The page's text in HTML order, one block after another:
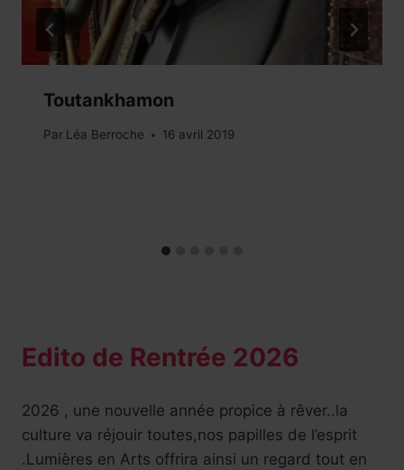
Toutankhamon
Par Léa Berroche 16 avril 2019
Edito de Rentrée 2026
2026 , une nouvelle année propice à rêver..la
culture va réjouir toutes,nos papilles de l’esprit
.Lumières en Arts offrira ainsi un regard tout en